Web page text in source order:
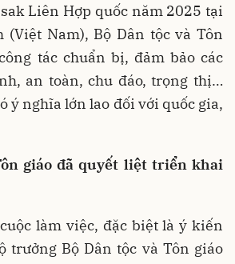
Liên Hợp quốc năm 2025 tại
(Việt Nam), Bộ Dân tộc và Tôn
tác chuẩn bị, đảm bảo các
an toàn, chu đáo, trọng thị…
ý nghĩa lớn lao đối với quốc gia,
giáo đã quyết liệt triển khai
làm việc, đặc biệt là ý kiến
trưởng Bộ Dân tộc và Tôn giáo